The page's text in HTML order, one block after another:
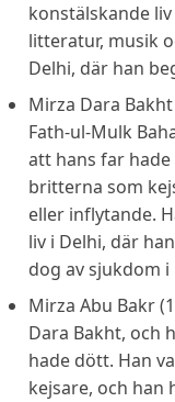
konstälskande
litteratur, musik
Delhi, där han
Mirza Dara
Fath-ul-Mulk
att hans far
britterna som
eller inflytande.
liv i Delhi, där
dog av sjukdom
Mirza Abu Bakr
Dara Bakht, och
hade dött. Han
kejsare, och han